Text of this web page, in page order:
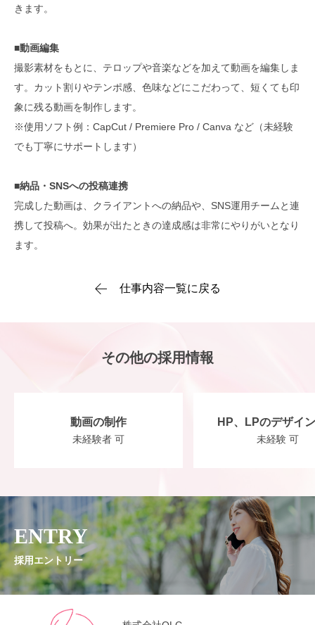
きます。
■動画編集
撮影素材をもとに、テロップや音楽などを加えて動画を編集しま
す。カット割りやテンポ感、色味などにこだわって、短くても印
象に残る動画を制作します。
※使用ソフト例：CapCut / Premiere Pro / Canva など（未経験
でも丁寧にサポートします）
■納品・SNSへの投稿連携
完成した動画は、クライアントへの納品や、SNS運用チームと連
携して投稿へ。効果が出たときの達成感は非常にやりがいとなり
ます。
仕事内容一覧に戻る
その他の採用情報
動画の制作
未経験者 可
HP、LPのデザイ
未経験 可
ENTRY
採用エントリー